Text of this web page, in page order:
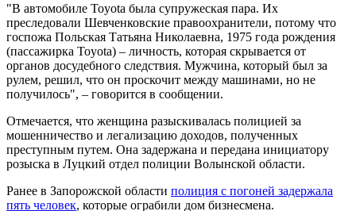
"В автомобиле Toyota была супружеская пара. Их
преследовали Шевченковские правоохранители, потому что
госпожа Польская Татьяна Николаевна, 1975 года рождения
(пассажирка Toyota) – личность, которая скрывается от
органов досудебного следствия. Мужчина, который был за
рулем, решил, что он проскочит между машинами, но не
получилось", – говорится в сообщении.
Отмечается, что женщина разыскивалась полицией за
мошенничество и легализацию доходов, полученных
преступным путем. Она задержана и передана инициатору
розыска в Луцкий отдел полиции Волынской области.
Ранее в Запорожской области полиция с погоней задержала
пять человек, которые ограбили дом бизнесмена.